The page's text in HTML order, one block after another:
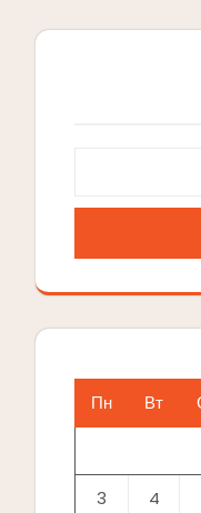
Пн Вт
3 4